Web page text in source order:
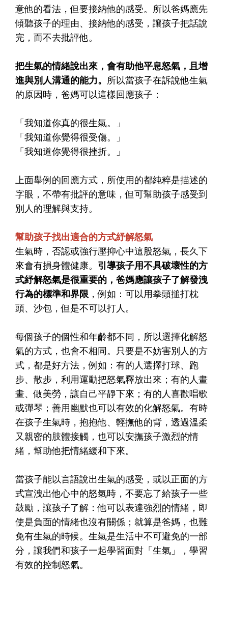
意他的看法，但要接納他的感受。所以爸媽應先
傾聽孩子的理由、接納他的感受，讓孩子把話說
完，而不去批評他。
把生氣的情緒說出來，會有助他平息怒氣，且增
進與別人溝通的能力。 所以當孩子在訴說他生氣
的原因時，爸媽可以這樣回應孩子：
「我知道你真的很生氣。」
「我知道你覺得很受傷。」
「我知道你覺得很挫折。」
上面舉例的回應方式，所使用的都純粹是描述的
字眼，不帶有批評的意味，但可幫助孩子感受到
別人的理解與支持。
幫助孩子找出適合的方式紓解怒氣
生氣時，否認或強行壓抑心中這股怒氣，長久下
來會有損身體健康。 引導孩子用不具破壞性的方
式紓解怒氣是很重要的，爸媽應讓孩子了解發洩
行為的標準和界限 ，例如：可以用拳頭搥打枕
頭、沙包，但是不可以打人。
每個孩子的個性和年齡都不同，所以選擇化解怒
氣的方式，也會不相同。只要是不妨害別人的方
式，都是好方法，例如：有的人選擇打球、跑
步、散步，利用運動把怒氣釋放出來；有的人畫
畫、做美勞，讓自己平靜下來；有的人喜歡唱歌
或彈琴；善用幽默也可以有效的化解怒氣。有時
在孩子生氣時，抱抱他、輕撫他的背，透過溫柔
又親密的肢體接觸，也可以安撫孩子激烈的情
緒，幫助他把情緒緩和下來。
當孩子能以言語說出生氣的感受，或以正面的方
式宣洩出他心中的怒氣時，不要忘了給孩子一些
鼓勵，讓孩子了解：他可以表達強烈的情緒，即
使是負面的情緒也沒有關係；就算是爸媽，也難
免有生氣的時候。生氣是生活中不可避免的一部
分，讓我們和孩子一起學習面對「生氣」，學習
有效的控制怒氣。